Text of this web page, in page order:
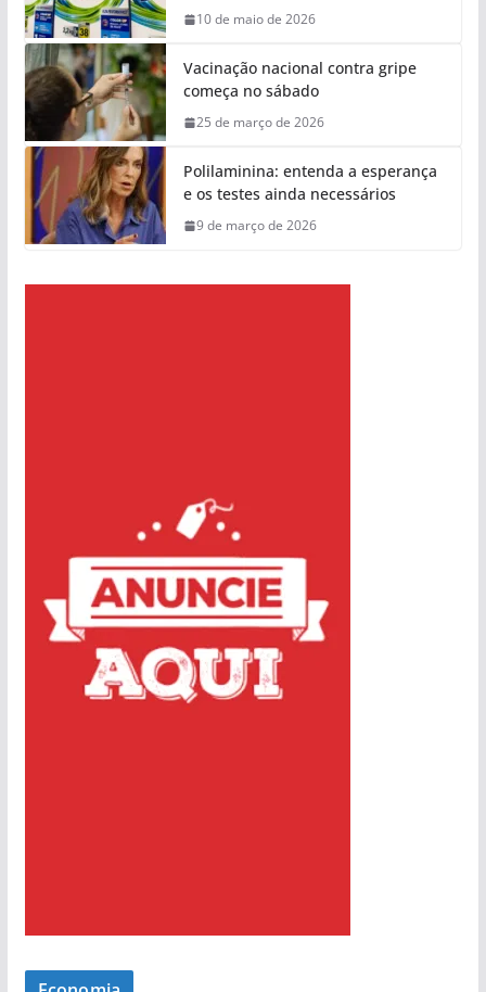
10 de maio de 2026
Vacinação nacional contra gripe
começa no sábado
25 de março de 2026
Polilaminina: entenda a esperança
e os testes ainda necessários
9 de março de 2026